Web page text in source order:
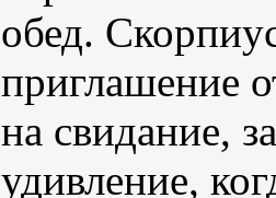
обед.
приглашение
на свидание,
удивление,